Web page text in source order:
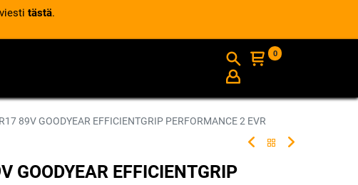
tästä.
INFO
0
89V GOODYEAR EFFICIENTGRIP PERFORMANCE 2 EVR
GOODYEAR EFFICIENTGRIP